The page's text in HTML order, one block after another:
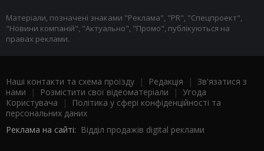
Матеріали, позначені знаками "Реклама", "PR", "Спецпроект",
"Новини компаній", "Актуально", "Промо", публікуються на
правах реклами.
Наші контакти та схема проїзду | Редакція | Зв'язатися з
нами | Розмістити свої відеоматеріали | Угода
Користувача |
Політика у сфері конфіденційності та
персональних даних
Реклама на сайті: Відділ продажів digital реклами